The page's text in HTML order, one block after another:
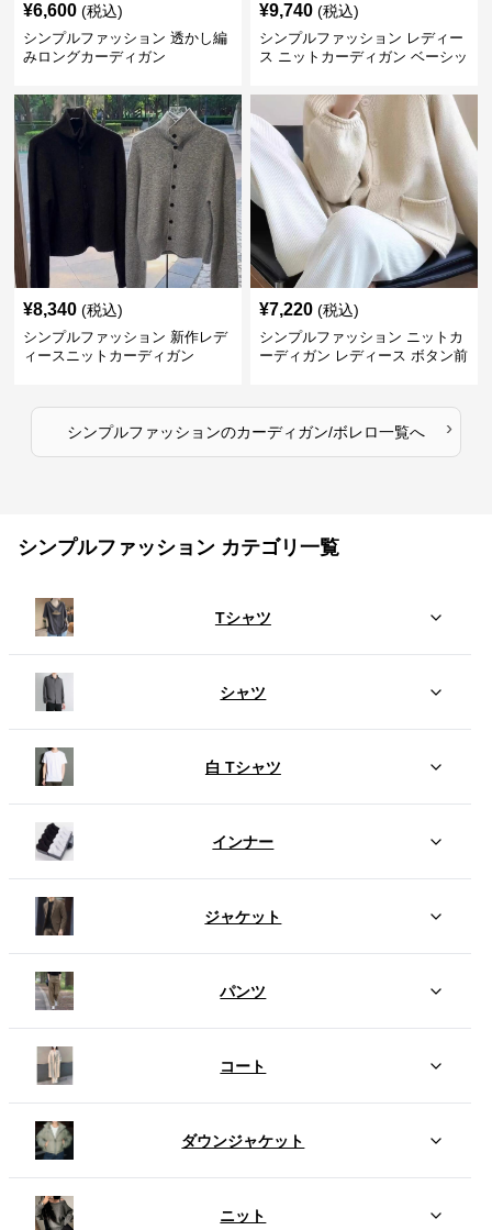
¥6,600 (税込)
シンプルファッション 透かし編
みロングカーディガン
¥9,740 (税込)
シンプルファッション レディー
ス ニットカーディガン ベーシッ
¥8,340 (税込)
シンプルファッション 新作レデ
ィースニットカーディガン
¥7,220 (税込)
シンプルファッション ニットカ
ーディガン レディース ボタン前
シンプルファッションのカーディガン/ボレロ一覧へ ›
シンプルファッション カテゴリ一覧
Tシャツ
シャツ
白 Tシャツ
インナー
ジャケット
パンツ
コート
ダウンジャケット
ニット